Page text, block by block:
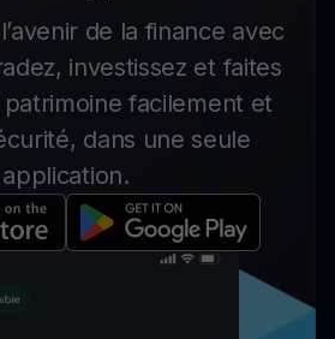
de la finance avec
investissez et faites
facilement et
dans une seule
application.